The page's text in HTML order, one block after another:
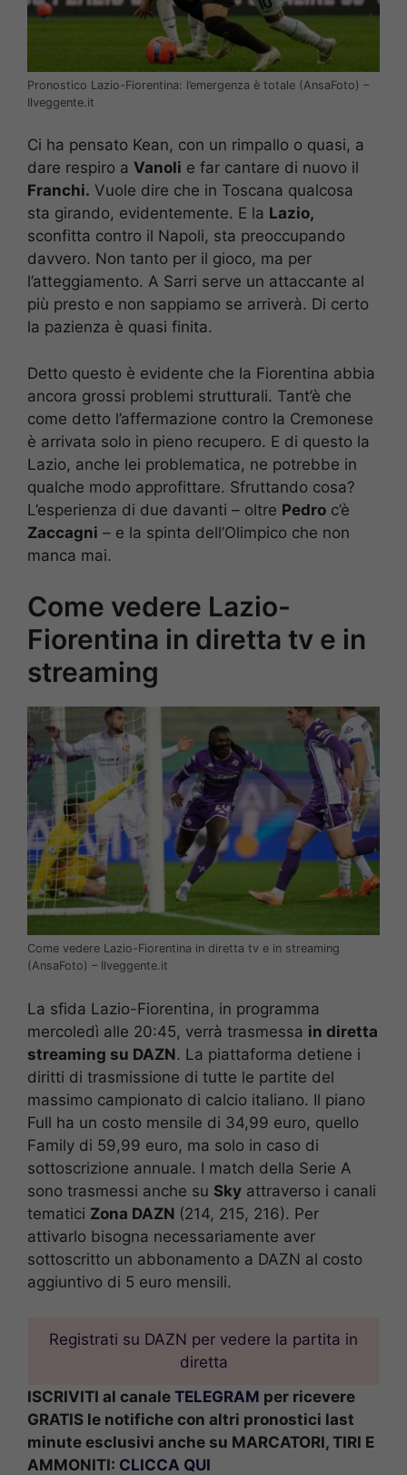
Pronostico Lazio-Fiorentina: l’emergenza è totale (AnsaFoto) –
Ilveggente.it
Ci ha pensato Kean, con un rimpallo o quasi, a
dare respiro a Vanoli e far cantare di nuovo il
Franchi. Vuole dire che in Toscana qualcosa
sta girando, evidentemente. E la Lazio,
sconfitta contro il Napoli, sta preoccupando
davvero. Non tanto per il gioco, ma per
l’atteggiamento. A Sarri serve un attaccante al
più presto e non sappiamo se arriverà. Di certo
la pazienza è quasi finita.
Detto questo è evidente che la Fiorentina abbia
ancora grossi problemi strutturali. Tant’è che
come detto l’affermazione contro la Cremonese
è arrivata solo in pieno recupero. E di questo la
Lazio, anche lei problematica, ne potrebbe in
qualche modo approfittare. Sfruttando cosa?
L’esperienza di due davanti – oltre Pedro c’è
Zaccagni – e la spinta dell’Olimpico che non
manca mai.
Come vedere Lazio-
Fiorentina in diretta tv e in
streaming
Come vedere Lazio-Fiorentina in diretta tv e in streaming
(AnsaFoto) – Ilveggente.it
La sfida Lazio-Fiorentina, in programma
mercoledì alle 20:45, verrà trasmessa in diretta
streaming su DAZN. La piattaforma detiene i
diritti di trasmissione di tutte le partite del
massimo campionato di calcio italiano. Il piano
Full ha un costo mensile di 34,99 euro, quello
Family di 59,99 euro, ma solo in caso di
sottoscrizione annuale. I match della Serie A
sono trasmessi anche su Sky attraverso i canali
tematici Zona DAZN (214, 215, 216). Per
attivarlo bisogna necessariamente aver
sottoscritto un abbonamento a DAZN al costo
aggiuntivo di 5 euro mensili.
Registrati su DAZN per vedere la partita in
diretta
ISCRIVITI al canale TELEGRAM per ricevere
GRATIS le notifiche con altri pronostici last
minute esclusivi anche su MARCATORI, TIRI E
AMMONITI: CLICCA QUI